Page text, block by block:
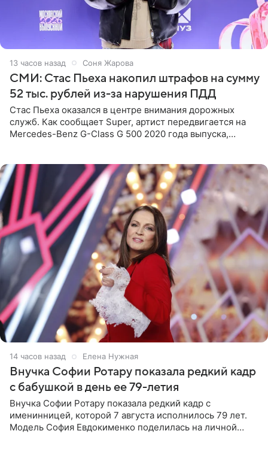
13 часов назад Соня Жарова
СМИ: Стас Пьеха накопил штрафов на сумму
52 тыс. рублей из-за нарушения ПДД
Стас Пьеха оказался в центре внимания дорожных
служб. Как сообщает Super, артист передвигается на
Mercedes-Benz G-Class G 500 2020 года выпуска,
14 часов назад Елена Нужная
Внучка Софии Ротару показала редкий кадр
с бабушкой в день ее 79-летия
Внучка Софии Ротару показала редкий кадр с
именинницей, которой 7 августа исполнилось 79 лет.
Модель София Евдокименко поделилась на личной